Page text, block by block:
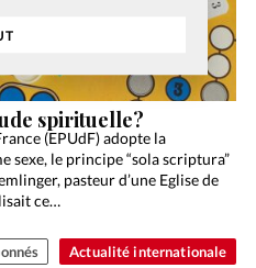
Actualité internationale
spirituelle?
(EPUdF) adopte la
sexe, le principe “sola scriptura”
pasteur d’une Eglise de
ce…